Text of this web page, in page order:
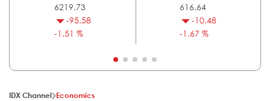
6219.73
-95.58
-1.51 %
616.64
-10.48
-1.67 %
IDX Channel Economics